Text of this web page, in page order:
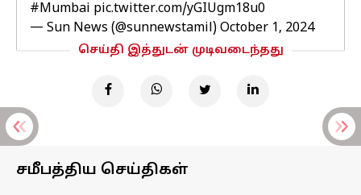
#Mumbai pic.twitter.com/yGIUgm18u0
— Sun News (@sunnewstamil) October 1, 2024
செய்தி இத்துடன் முடிவடைந்தது
சமீபத்திய செய்திகள்